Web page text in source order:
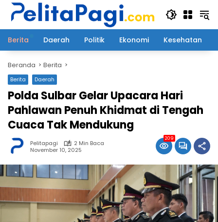
Langsung
Berita
Daerah Politik Ekonomi Kesehatan
Beranda Berita
Berita Daerah
Polda Sulbar Gelar Upacara Hari
Pahlawan Penuh Khidmat di Tengah
Cuaca Tak Mendukung
Pelitapagi
2 Min Baca
November 10, 2025
209